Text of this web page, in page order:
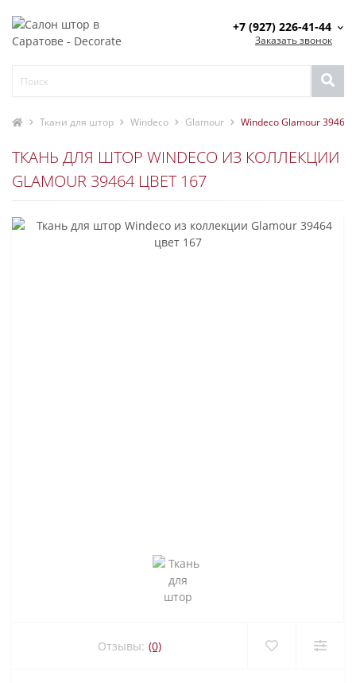
+7 (927) 226-41-44
Заказать звонок
Ткани для штор Windeco Glamour Windeco Glamour 39464
ТКАНЬ ДЛЯ ШТОР WINDECO ИЗ КОЛЛЕКЦИИ
GLAMOUR 39464 ЦВЕТ 167
Отзывы: (0)